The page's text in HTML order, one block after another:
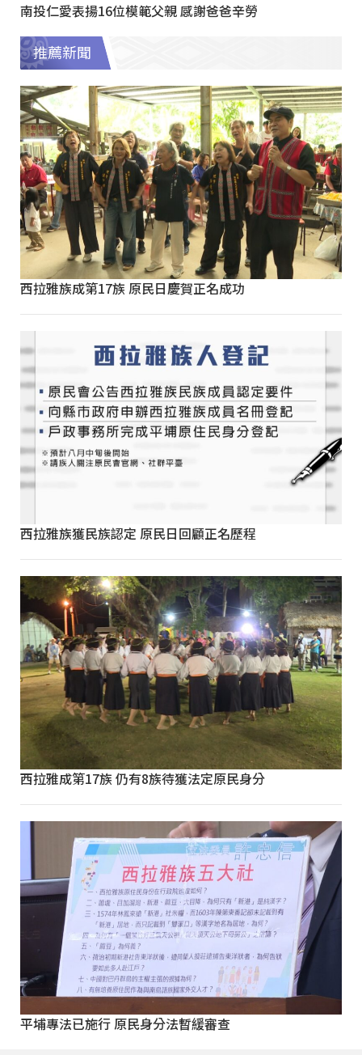
南投仁愛表揚16位模範父親 感謝爸爸辛勞
推薦新聞
西拉雅族成第17族 原民日慶賀正名成功
西拉雅族獲民族認定 原民日回顧正名歷程
西拉雅成第17族 仍有8族待獲法定原民身分
平埔專法已施行 原民身分法暫緩審查